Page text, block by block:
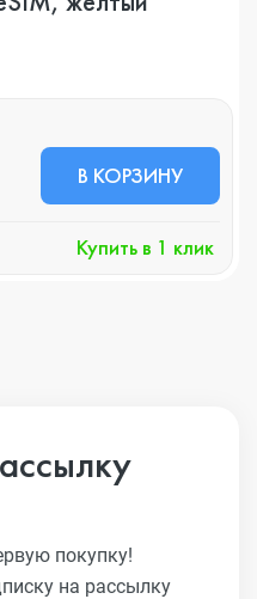
В КОРЗИНУ
Купить в 1 клик
покупку!
на рассылку